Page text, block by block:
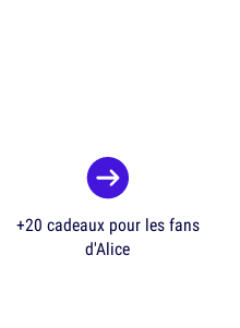
+20 cadeaux pour les fans
d'Alice